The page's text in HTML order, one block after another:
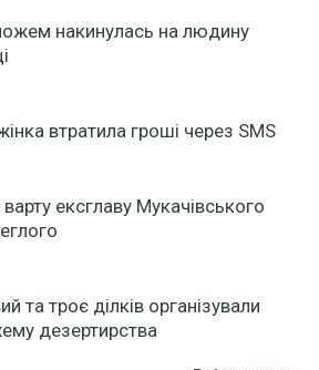
накинулась на людину
втратила гроші через SMS
ексглаву Мукачівського
та троє ділків організували
дезертирства